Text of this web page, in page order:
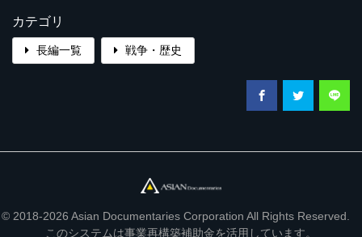
カテゴリ
長編一覧 戦争・歴史
© 2018-2026 Asian Documentaries Corporation All Rights Reserved.
このシステムは事業再構築補助金を活用しています。